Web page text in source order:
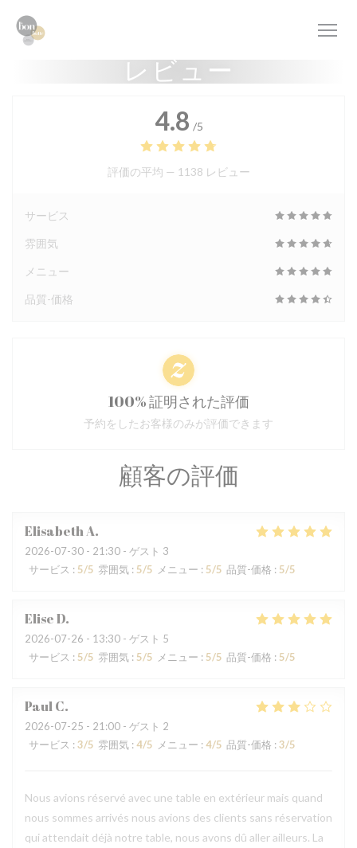
レビュー
顧客の評価
ElisabethA
2026-07-30 - 21:30 - ゲスト 3
サービス : 5/5 雰囲気 : 5/5 メニュー : 5/5 品質-価格 : 5/5
EliseD
2026-07-26 - 13:30 - ゲスト 5
サービス : 5/5 雰囲気 : 5/5 メニュー : 5/5 品質-価格 : 5/5
PaulC
2026-07-25 - 21:00 - ゲスト 2
サービス : 3/5 雰囲気 : 4/5 メニュー : 4/5 品質-価格 : 3/5
Nous avions réservé avec une table en extérieur mais quand
nous sommes arrivés nous avions des clients sans réservation
qui attendait déjà notre table, nous avons dû aller ailleurs. La
4.8 /5
評価の平均 — 1138 レビュー
サービス
雰囲気
メニュー
品質-価格
100% 証明された評価
予約をしたお客様のみが評価できます